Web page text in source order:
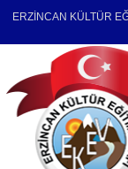
ERZİNCAN KÜLTÜR